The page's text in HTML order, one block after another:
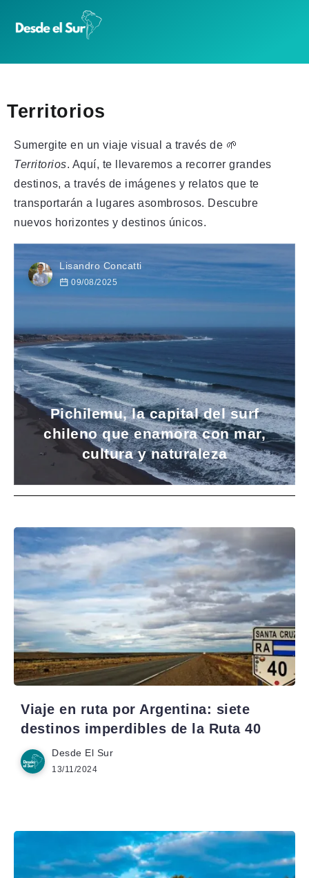
Territorios
Sumergite en un viaje visual a través de 🌱
Territorios. Aquí, te llevaremos a recorrer grandes
destinos, a través de imágenes y relatos que te
transportarán a lugares asombrosos. Descubre
nuevos horizontes y destinos únicos.
Lisandro Concatti
09/08/2025
Pichilemu, la capital del surf
chileno que enamora con mar,
cultura y naturaleza
Viaje en ruta por Argentina: siete
destinos imperdibles de la Ruta 40
Desde El Sur
13/11/2024